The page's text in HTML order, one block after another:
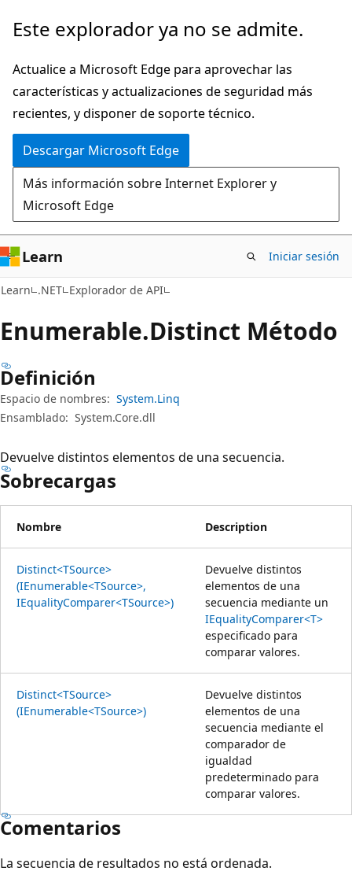
Ir
contenido
principal
Ir
la
navegación
en
la
página
Este explorador ya no se admite.
Actualice a Microsoft Edge para aprovechar las
características y actualizaciones de seguridad más
recientes, y disponer de soporte técnico.
Descargar Microsoft Edge
Más información sobre Internet Explorer y
Microsoft Edge
Learn Iniciar sesión
Learn .NET Explorador de API
Enumerable.Distinct Método
Definición
Espacio de nombres: System.Linq
Ensamblado: System.Core.dll
Devuelve distintos elementos de una secuencia.
Sobrecargas
Nombre Description
Distinct<TSource>
(IEnumerable<TSource>,
IEqualityComparer<TSource>)
Devuelve distintos
elementos de una
secuencia mediante un
IEqualityComparer<T>
especificado para
comparar valores.
Distinct<TSource>
(IEnumerable<TSource>)
Devuelve distintos
elementos de una
secuencia mediante el
comparador de
igualdad
predeterminado para
comparar valores.
Comentarios
La secuencia de resultados no está ordenada.